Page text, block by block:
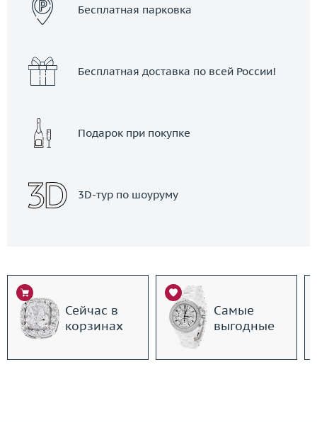
Бесплатная парковка
Бесплатная доставка по всей России!
Подарок при покупке
3D-тур по шоуруму
Сейчас в
корзинах
Самые
выгодные